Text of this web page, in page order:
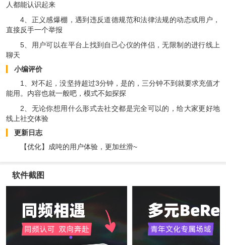
人都能认识起来
4、正义感爆棚，遇到违反道德规范和法律法规的动态或用户，
直接反手一个举报
5、用户可以在平台上找到自己心仪的伴侣，无限制的进行线上
聊天
小编评价
1、对不起，没坚持超过3分钟，是的，三分钟不到就要求充值才
能用。内容也就一般吧，模式不如探探
2、无论你想用什么形式去社交都是完全可以的，给大家更好地
线上社交体验
更新日志
【优化】成吨的用户体验，更加丝滑~
软件截图